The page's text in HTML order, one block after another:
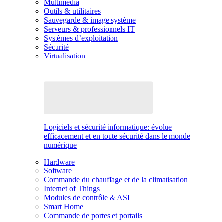
Multimédia
Outils & utilitaires
Sauvegarde & image système
Serveurs & professionnels IT
Systèmes d’exploitation
Sécurité
Virtualisation
Logiciels et sécurité informatique: évolue
efficacement et en toute sécurité dans le monde
numérique
Hardware
Software
Commande du chauffage et de la climatisation
Internet of Things
Modules de contrôle & ASI
Smart Home
Commande de portes et portails